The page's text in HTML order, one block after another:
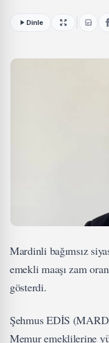
Dinle
Mardinli bağımsız
emekli maaşı zam
gösterdi.
Şehmus EDİS
Memur emeklilerine